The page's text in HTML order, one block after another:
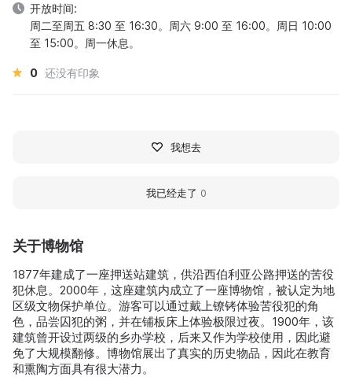
关于博物馆
1877年建成了一座押送站建筑，供沿西伯利亚公路押送的苦役
犯休息。2000年，这座建筑内成立了一座博物馆，被认定为地
区级文物保护单位。游客可以通过戴上镣铐体验苦役犯的角
色，品尝囚犯的粥，并在铺板床上体验极限过夜。1900年，该
建筑曾开设过两级的乡办学校，后来又作为学校使用，因此避
免了大规模翻修。博物馆展出了真实的历史物品，因此在教育
和熏陶方面具有很大潜力。
开放时间:
周二至周五 8:30 至 16:30。周六 9:00 至 16:00。周日 10:00
至 15:00。周一休息。
0 还没有印象
我想去
我已经走了 0